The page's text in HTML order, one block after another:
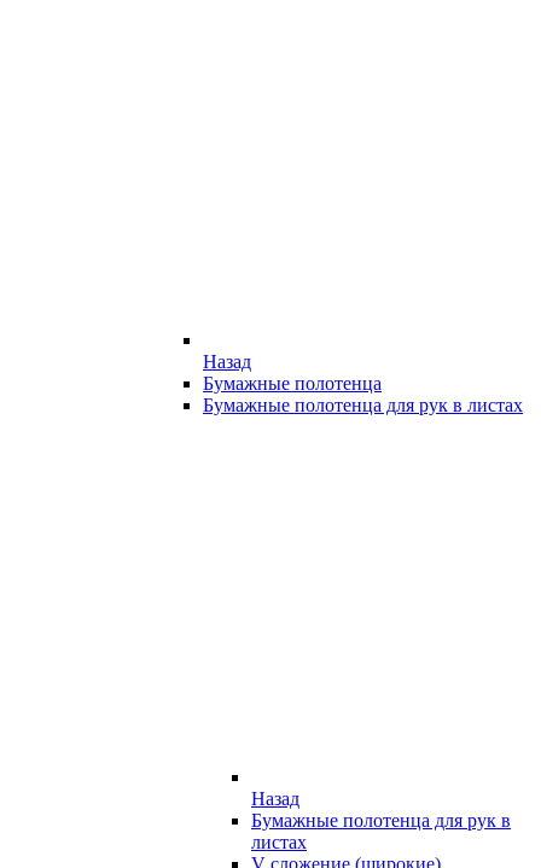
Назад
Бумажные полотенца
Бумажные полотенца для рук в листах
Назад
Бумажные полотенца для рук в
листах
V сложение (широкие)